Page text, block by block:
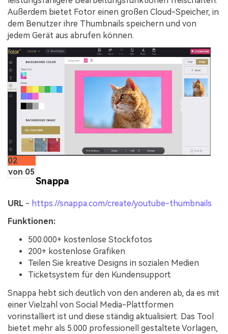
Außerdem bietet Fotor einen großen Cloud-Speicher, in
dem Benutzer ihre Thumbnails speichern und von
jedem Gerät aus abrufen können.
02
von 05
Snappa
URL - https://snappa.com/create/youtube-thumbnails
Funktionen:
500.000+ kostenlose Stockfotos
200+ kostenlose Grafiken
Teilen Sie kreative Designs in sozialen Medien
Ticketsystem für den Kundensupport
Snappa hebt sich deutlich von den anderen ab, da es mit
einer Vielzahl von Social Media-Plattformen
vorinstalliert ist und diese ständig aktualisiert. Das Tool
bietet mehr als 5.000 professionell gestaltete Vorlagen,